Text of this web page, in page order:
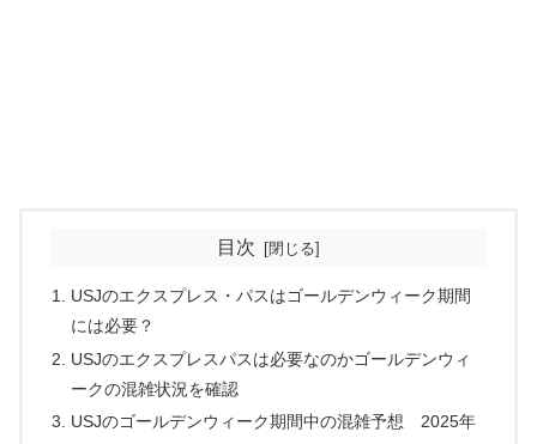
目次
USJのエクスプレス・パスはゴールデンウィーク期間
には必要？
USJのエクスプレスパスは必要なのかゴールデンウィ
ークの混雑状況を確認
USJのゴールデンウィーク期間中の混雑予想 2025年